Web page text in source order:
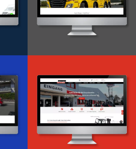
WordPress Entwicklung